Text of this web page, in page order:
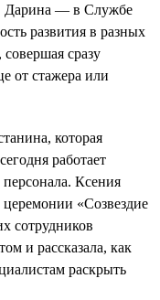
Дарина — в Службе
развития в разных
сразу
от стажера или
которая
работает
Ксения
«Созвездие
сотрудников
и рассказала, как
раскрыть